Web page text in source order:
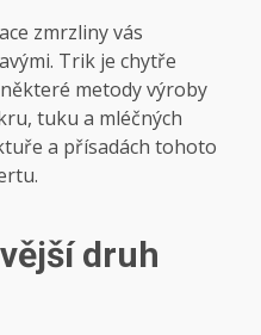
zmrzliny vás
Trik je chytře
metody výroby
tuku a mléčných
a přísadách tohoto
druh